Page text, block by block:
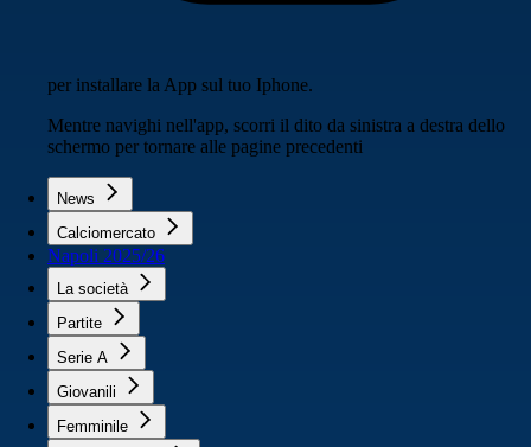
per installare la App sul tuo Iphone.
Mentre navighi nell'app, scorri il dito da sinistra a destra dello
schermo per tornare alle pagine precedenti
News
Calciomercato
Napoli 2025/26
La società
Partite
Serie A
Giovanili
Femminile